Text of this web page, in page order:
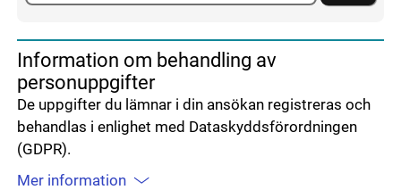
Information om behandling av
personuppgifter
De uppgifter du lämnar i din ansökan registreras och
behandlas i enlighet med Dataskyddsförordningen
(GDPR).
Mer information